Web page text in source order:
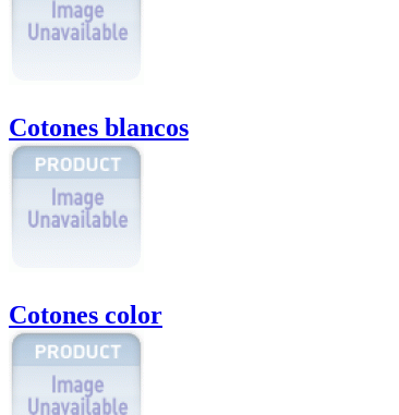
Cotones blancos
Cotones color